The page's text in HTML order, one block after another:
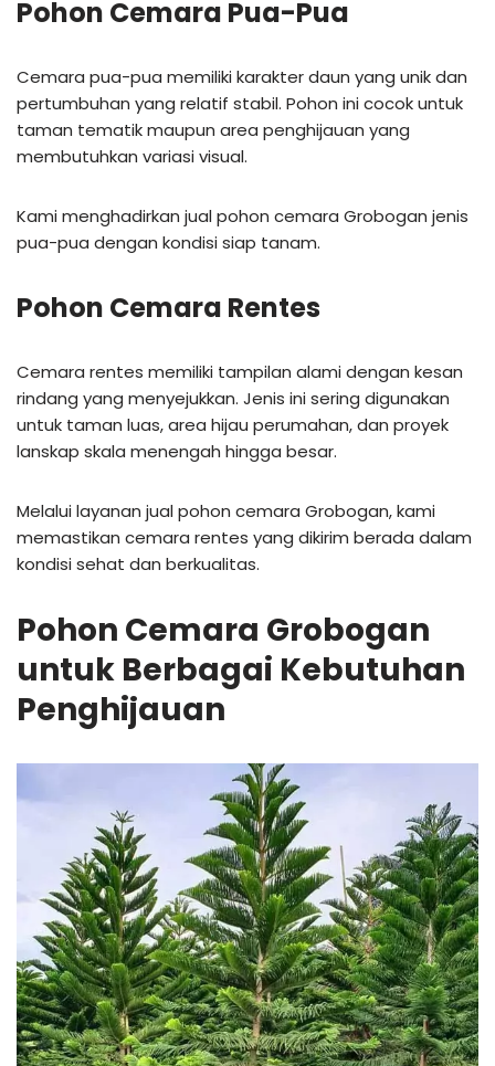
Pohon Cemara Pua-Pua
Cemara pua-pua memiliki karakter daun yang unik dan
pertumbuhan yang relatif stabil. Pohon ini cocok untuk
taman tematik maupun area penghijauan yang
membutuhkan variasi visual.
Kami menghadirkan jual pohon cemara Grobogan jenis
pua-pua dengan kondisi siap tanam.
Pohon Cemara Rentes
Cemara rentes memiliki tampilan alami dengan kesan
rindang yang menyejukkan. Jenis ini sering digunakan
untuk taman luas, area hijau perumahan, dan proyek
lanskap skala menengah hingga besar.
Melalui layanan jual pohon cemara Grobogan, kami
memastikan cemara rentes yang dikirim berada dalam
kondisi sehat dan berkualitas.
Pohon Cemara Grobogan
untuk Berbagai Kebutuhan
Penghijauan